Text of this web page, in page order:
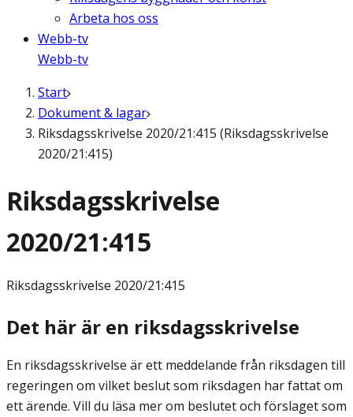
Arbeta hos oss
Webb-tv
Webb-tv
Start
Dokument & lagar
Riksdagsskrivelse 2020/21:415 (Riksdagsskrivelse
2020/21:415)
Riksdagsskrivelse
2020/21:415
Riksdagsskrivelse 2020/21:415
Det här är en riksdagsskrivelse
En riksdagsskrivelse är ett meddelande från riksdagen till
regeringen om vilket beslut som riksdagen har fattat om
ett ärende. Vill du läsa mer om beslutet och förslaget som